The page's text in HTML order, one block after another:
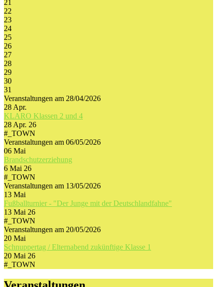
21
22
23
24
25
26
27
28
29
30
31
Veranstaltungen am 28/04/2026
28 Apr.
KLARO Klassen 2 und 4
28 Apr. 26
#_TOWN
Veranstaltungen am 06/05/2026
06 Mai
Brandschutzerziehung
6 Mai 26
#_TOWN
Veranstaltungen am 13/05/2026
13 Mai
Fußballturnier - "Der Junge mit der Deutschlandfahne"
13 Mai 26
#_TOWN
Veranstaltungen am 20/05/2026
20 Mai
Schnuppertag / Elternabend zukünftige Klasse 1
20 Mai 26
#_TOWN